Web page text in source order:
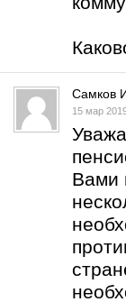
Самков
15 мар
Вами